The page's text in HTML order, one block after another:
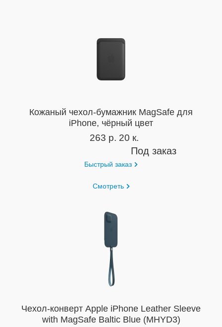
Кожаный чехол-бумажник MagSafe для
iPhone, чёрный цвет
263 р. 20 к.
Под заказ
Быстрый заказ
Смотреть
Чехол-конверт Apple iPhone Leather Sleeve
with MagSafe Baltic Blue (MHYD3)